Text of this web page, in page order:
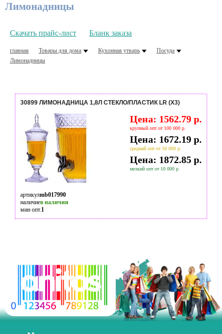
Лимонадницы
Скачать прайс-лист Бланк заказа
главная Товары для дома Кухонная утварь
Посуда
Лимонадницы
30899 ЛИМОНАДНИЦА 1,8Л СТЕКЛО/ПЛАСТИК LR (Х3)
Цена: 1562.79 р.
крупный опт от 100 000 р.
Цена: 1672.19 р.
средний опт от 50 000 р.
Цена: 1872.85 р.
мелкий опт от 10 000 р.
артикулmb017990
наличиев наличии
мин опт.1